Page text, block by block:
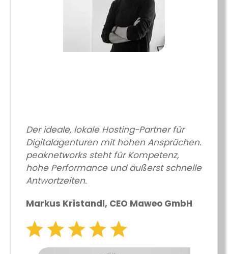
Der ideale, lokale Hosting-Partner für
Digitalagenturen mit hohen Ansprüchen.
peaknetworks steht für Kompetenz,
hohe Performance und äußerst schnelle
Antwortzeiten.
Markus Kristandl, CEO Maweo GmbH